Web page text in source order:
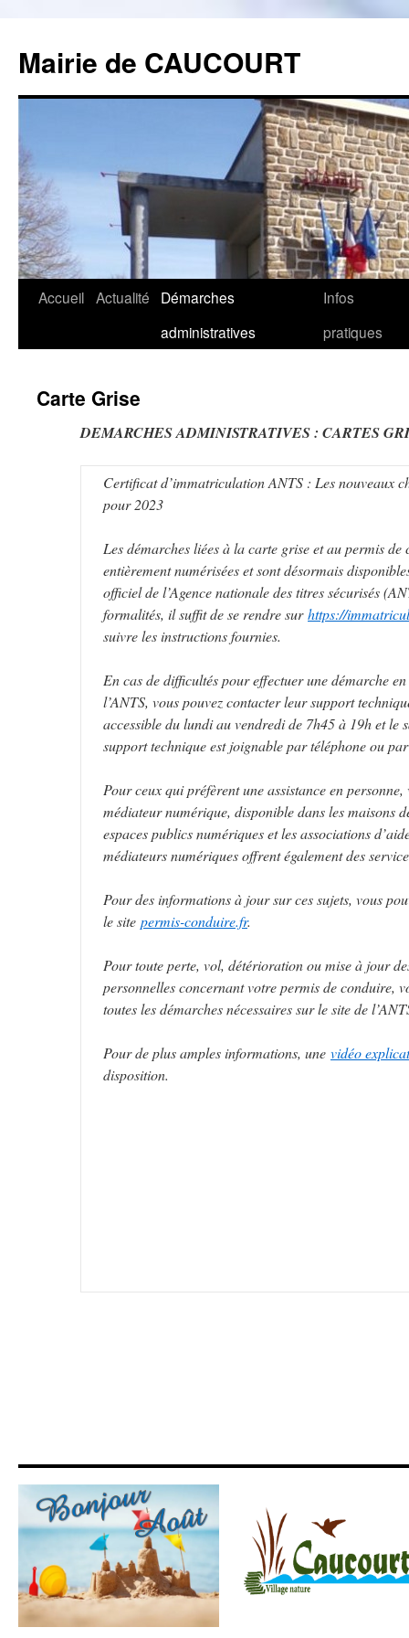
Mairie de CAUCOURT
Aller
Accueil Actualité
Démarches
administratives
Infos
pratiques
Carte Grise
DEMARCHES ADMINISTRATIVES : CARTES
Certificat d’immatriculation ANTS : Les nouveaux
pour 2023
Les démarches liées à la carte grise et au permis de
entièrement numérisées et sont désormais
officiel de l’Agence nationale des titres sécurisés
formalités, il suffit de se rendre surhttps://
suivre les instructions fournies.
En cas de difficultés pour effectuer une démarche
l’ANTS, vous pouvez contacter leur support
accessible du lundi au vendredi de 7h45 à 19h et le
support technique est joignable par téléphone ou
Pour ceux qui préfèrent une assistance en
médiateur numérique, disponible dans les maisons
espaces publics numériques et les associations
médiateurs numériques offrent également des
Pour des informations à jour sur ces sujets, vous
le site permis-conduire.fr.
Pour toute perte, vol, détérioration ou mise à jour
personnelles concernant votre permis de conduire,
toutes les démarches nécessaires sur le site de
Pour de plus amples informations, une vidéo
disposition.